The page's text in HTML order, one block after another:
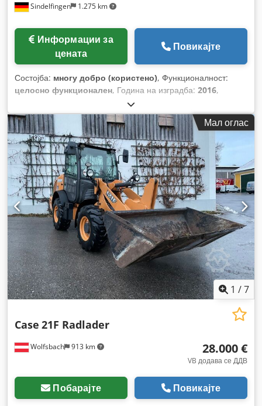
Sindelfingen 1.275 km
цената
Повикајте
Состојба: многу добро (користено), Функционалност:
целосно функционален, Година на изградба: 2016,
Мал оглас
1 /7
Wolfsbach 913 km
Case 21F Radlader
28.000 €
VB додава се ДДВ
Побарајте Повикајте